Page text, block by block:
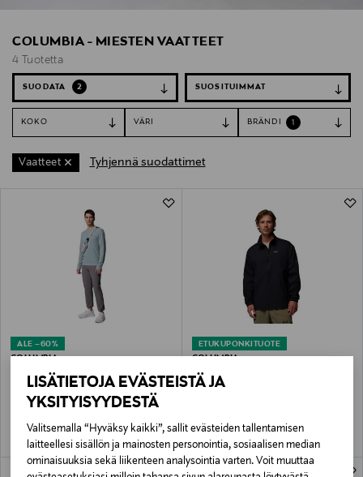
LISÄTIETOJA EVÄSTEISTÄ JA
YKSITYISYYDESTÄ
Valitsemalla “Hyväksy kaikki”, sallit evästeiden tallentamisen
laitteellesi sisällön ja mainosten personointia, sosiaalisen median
ominaisuuksia sekä liikenteen analysointia varten. Voit muuttaa
COLUMBIA - MIESTEN VAATTEET
4 Tuotetta
SUODATA 2
KOKO VÄRI BRÄNDI 1
Vaatteet Tyhjennä suodattimet
ALE –60%
COLUMBIA
Essential Hike AY -vaellushousut
Discounted Price
ETUKUPONKITUOTE
COLUMBIA
Landroamer Half Zip Overshirt -paita
Original Price